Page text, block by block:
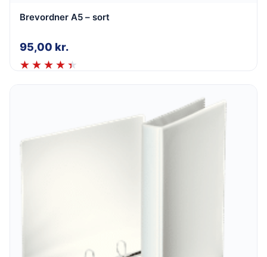
Brevordner A5 – sort
95,00 kr.